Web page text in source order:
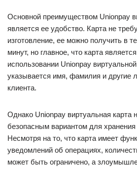
Основной преимуществом Unionpay
является ее удобство. Карта не
изготовление, ее можно получить в
минут, но главное, что карта
использовании Unionpay
указывается имя, фамилия и другие
клиента.
Однако Unionpay виртуальная карта
безопасным вариантом для
Несмотря на то, что карта имеет
уведомлений об операциях,
может быть ограничено, а